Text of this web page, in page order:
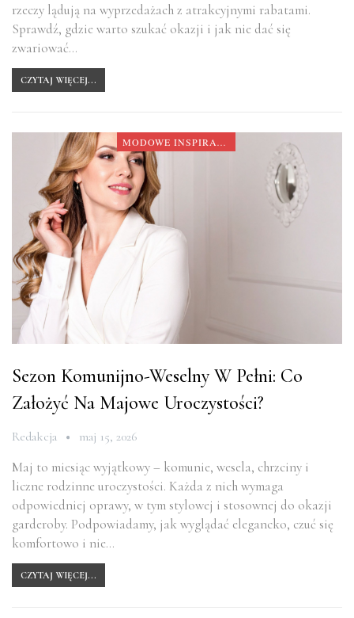
rzeczy lądują na wyprzedażach z atrakcyjnymi rabatami.
Sprawdź, gdzie warto szukać okazji i jak nie dać się
zwariować…
CZYTAJ WIĘCEJ...
Sezon Komunijno-Weselny W Pełni: Co
Założyć Na Majowe Uroczystości?
Redakcja maj 15, 2026
Maj to miesiąc wyjątkowy – komunie, wesela, chrzciny i
liczne rodzinne uroczystości. Każda z nich wymaga
odpowiedniej oprawy, w tym stylowej i stosownej do okazji
garderoby. Podpowiadamy, jak wyglądać elegancko, czuć się
komfortowo i nie…
CZYTAJ WIĘCEJ...